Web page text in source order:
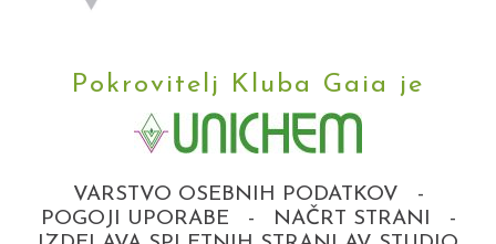
Pokrovitelj Kluba Gaia je
VARSTVO OSEBNIH PODATKOV
-
POGOJI UPORABE
- NAČRT STRANI
-